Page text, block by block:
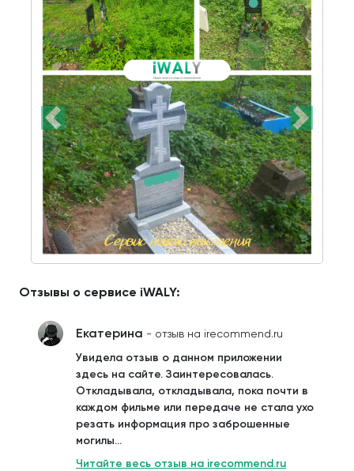
Отзывы о сервисе iWALY:
Екатерина - отзыв на irecommend.ru
Увидела отзыв о данном приложении
здесь на сайте. Заинтересовалась.
Откладывала, откладывала, пока почти в
каждом фильме или передаче не стала ухо
резать информация про заброшенные
могилы...
Читайте весь отзыв на irecommend.ru